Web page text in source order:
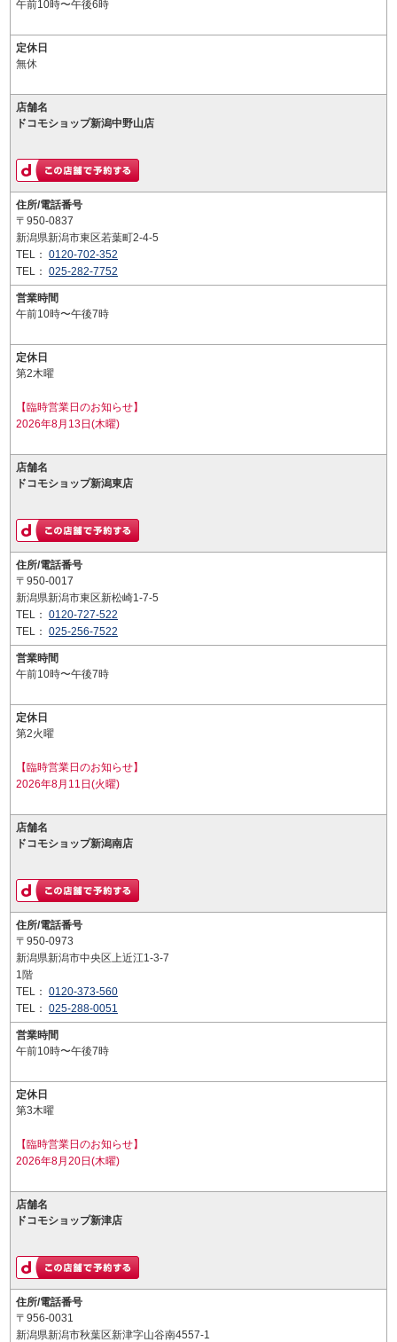
午前10時〜午後6時
定休日
無休
店舗名
ドコモショップ新潟中野山店
住所/電話番号
〒950-0837
新潟県新潟市東区若葉町2-4-5
TEL： 0120-702-352
TEL： 025-282-7752
営業時間
午前10時〜午後7時
定休日
第2木曜
【臨時営業日のお知らせ】
2026年8月13日(木曜)
店舗名
ドコモショップ新潟東店
住所/電話番号
〒950-0017
新潟県新潟市東区新松崎1-7-5
TEL： 0120-727-522
TEL： 025-256-7522
営業時間
午前10時〜午後7時
定休日
第2火曜
【臨時営業日のお知らせ】
2026年8月11日(火曜)
店舗名
ドコモショップ新潟南店
住所/電話番号
〒950-0973
新潟県新潟市中央区上近江1-3-7
1階
TEL： 0120-373-560
TEL： 025-288-0051
営業時間
午前10時〜午後7時
定休日
第3木曜
【臨時営業日のお知らせ】
2026年8月20日(木曜)
店舗名
ドコモショップ新津店
住所/電話番号
〒956-0031
新潟県新潟市秋葉区新津字山谷南4557-1